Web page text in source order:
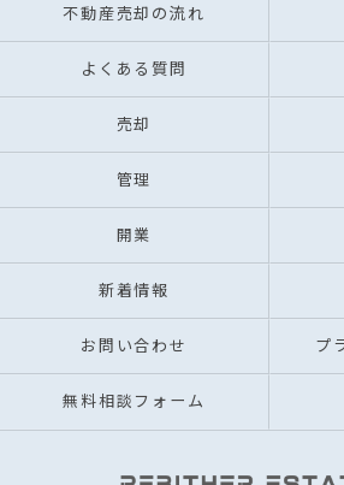
不動産売却の流れ
よくある質問
売却
管理
開業
新着情報
お問い合わせ プ
無料相談フォーム